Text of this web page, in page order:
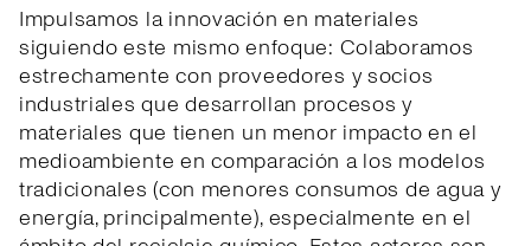
Impulsamos la innovación en materiales
siguiendo este mismo enfoque: Colaboramos
estrechamente con proveedores y socios
industriales que desarrollan procesos y
materiales que tienen un menor impacto en el
medioambiente en comparación a los modelos
tradicionales (con menores consumos de agua y
energía, principalmente), especialmente en el